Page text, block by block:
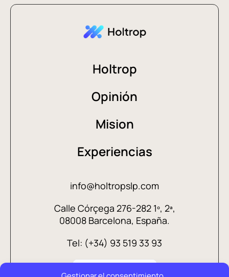
Holtrop
Opinión
Mision
Experiencias
info@holtropslp.com
Calle Córçega 276-282 1º, 2ª,
08008 Barcelona, España.
Tel: (+34) 93 519 33 93